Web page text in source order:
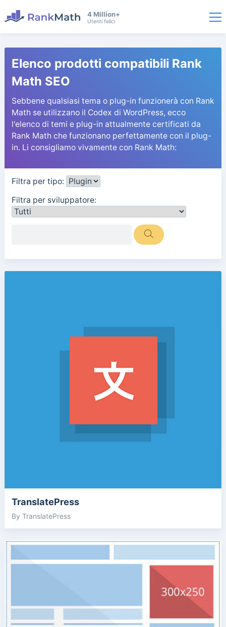
4 Million+
Utenti felici
Elenco prodotti compatibili Rank
Math SEO
Sebbene qualsiasi tema o plug-in funzionerà con Rank
Math se utilizzano il Codex di WordPress, ecco
l'elenco di temi e plug-in attualmente certificati da
Rank Math che funzionano perfettamente con il plug-
in. Li consigliamo vivamente con Rank Math:
Filtra per tipo:
Filtra per sviluppatore:
TranslatePress
By TranslatePress